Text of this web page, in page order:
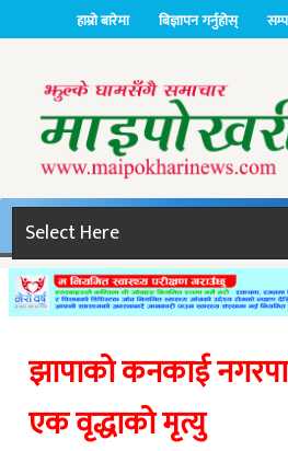
हाम्रो बारेमा बिज्ञापन गर्नुहोस्
झापाको कनकाई
एक वृद्धाको मृत्यु